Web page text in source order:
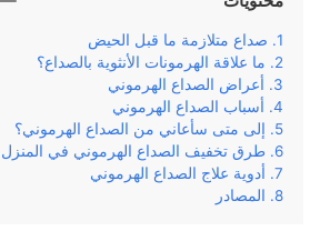
صداع متلازمة ما قبل الحيض
ما علاقة الهرمونات الأنثوية بالصداع؟
أعراض الصداع الهرموني
أسباب الصداع الهرموني
إلى متى سأعاني من الصداع الهرموني؟
طرق تخفيف الصداع الهرموني في المنزل
أدوية علاج الصداع الهرموني
المصادر